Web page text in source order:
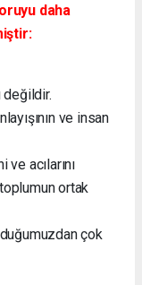
daha
değildir.
ve insan
ve acılarını
ortak
çok